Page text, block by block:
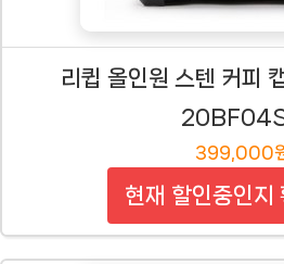
리큅 올인원 스텐 커피
399,000
현재 할인중인지